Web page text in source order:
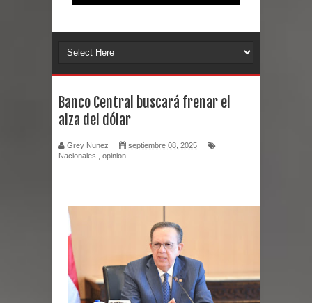
Entre 20 y 40 inmigrantes al día son
EE.UU., según NBC
Belkis Concepción será intervenida
Abel Martínez llama a los
dominicanos a unirse para sacar al
PRM del Gobierno
Tres detenidos tras detectarse una
Banco Central buscará frenar el
alza del dólar
Grey Nunez
septiembre 08, 2025
Nacionales
opinion